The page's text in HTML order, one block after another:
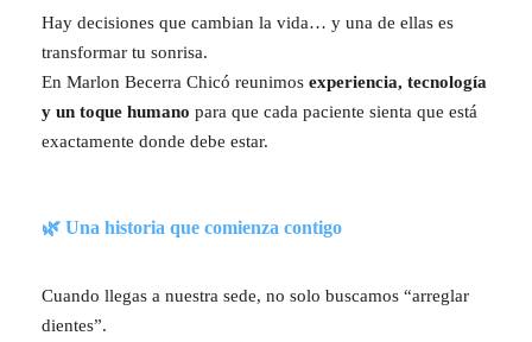
Hay decisiones que cambian la vida… y una de ellas es
transformar tu sonrisa.
En Marlon Becerra Chicó reunimos experiencia, tecnología
y un toque humano para que cada paciente sienta que está
exactamente donde debe estar.
🌿 Una historia que comienza contigo
Cuando llegas a nuestra sede, no solo buscamos “arreglar
dientes”.